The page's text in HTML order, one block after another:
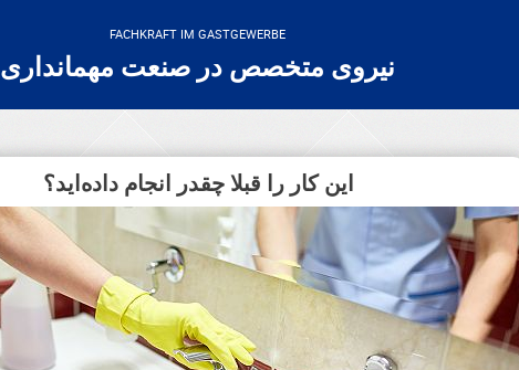
FACHKRAFT IM GASTGEWERBE
نیروی متخصص در صنعت مهمانداری
این کار را قبلا چقدر انجام داده‌اید؟